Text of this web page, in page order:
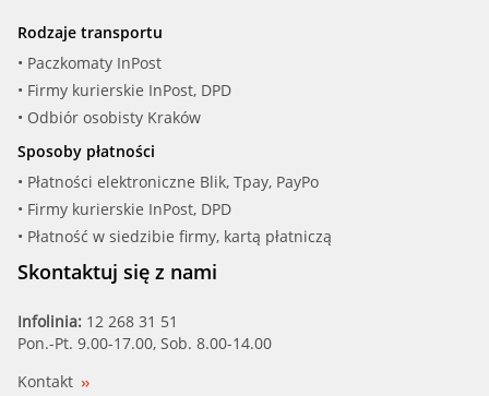
Rodzaje transportu
• Paczkomaty InPost
• Firmy kurierskie InPost, DPD
• Odbiór osobisty Kraków
Sposoby płatności
• Płatności elektroniczne Blik, Tpay, PayPo
• Firmy kurierskie InPost, DPD
• Płatność w siedzibie firmy, kartą płatniczą
Skontaktuj się z nami
Infolinia: 12 268 31 51
Pon.-Pt. 9.00-17.00, Sob. 8.00-14.00
Kontakt